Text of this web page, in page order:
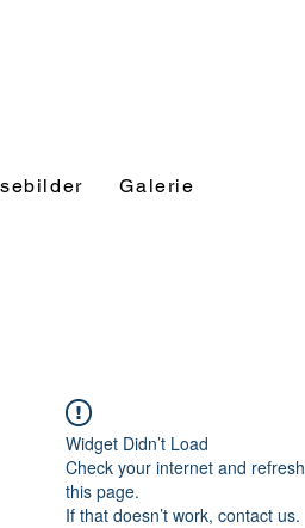
Galerie
Widget Didn’t Load
Check your internet and refresh
this page.
If that doesn’t work, contact us.